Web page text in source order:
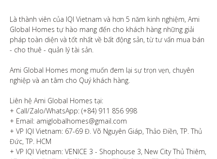
Là thành viên của IQI Vietnam và hơn 5 năm kinh nghiệm, Ami
Global Homes tự hào mang đến cho khách hàng những giải
pháp toàn diện và tốt nhất về bất động sản, từ tư vấn mua bán
- cho thuê - quản lý tài sản.
Ami Global Homes mong muốn đem lại sự trọn vẹn, chuyên
nghiệp và an tâm cho Quý khách hàng.
Liên hệ Ami Global Homes tại:
+ Call/Zalo/WhatsApp: (+84) 911 856 998
+ Email: amiglobalhomes@gmail.com
+ VP IQI Vietnam: 67-69 Đ. Võ Nguyên Giáp, Thảo Điền, TP. Thủ
Đức, TP. HCM
+ VP IQI Vietnam: VENICE 3 - Shophouse 3, New City Thủ Thiêm,